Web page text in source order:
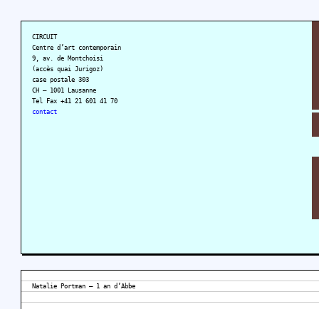
CIRCUIT
Centre d’art contemporain
9, av. de Montchoisi
(accès quai Jurigoz)
case postale 303
CH – 1001 Lausanne
Tel Fax +41 21 601 41 70
contact
Natalie Portman – 1 an d’Abbe